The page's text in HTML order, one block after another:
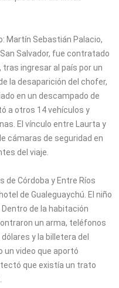
Martín Sebastián Palacio,
Salvador, fue contratado
ingresar al país por un
la desaparición del chofer,
en un descampado de
a otros 14 vehículos y
El vínculo entre Laurta y
cámaras de seguridad en
del viaje.
de Córdoba y Entre Ríos
de Gualeguaychú. El niño
de la habitación
un arma, teléfonos
y la billetera del
video que aportó
que existía un trato